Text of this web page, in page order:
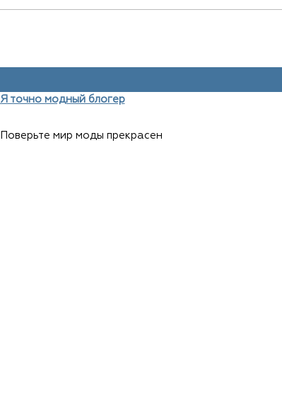
Я точно модный блогер
Поверьте мир моды прекрасен